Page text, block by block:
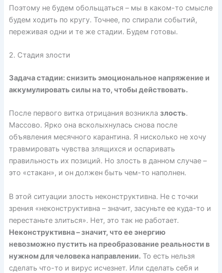
Поэтому не будем обольщаться – мы в каком-то смысле
будем ходить по кругу. Точнее, по спирали событий,
переживая одни и те же стадии. Будем готовы.
2. Стадия злости
Задача стадии: снизить эмоциональное напряжение и
аккумулировать силы на то, чтобы действовать.
После первого витка отрицания возникла злость.
Массово. Ярко она всколыхнулась снова после
объявления месячного карантина. Я нисколько не хочу
травмировать чувства злящихся и оспаривать
правильность их позиций. Но злость в данном случае –
это «стакан», и он должен быть чем-то наполнен.
В этой ситуации злость неконструктивна. Не с точки
зрения «неконструктивна – значит, засуньте ее куда-то и
перестаньте злиться». Нет, это так не работает.
Неконструктивна – значит, что ее энергию
невозможно пустить на преобразование реальности в
нужном для человека направлении.То есть нельзя
сделать что-то и вирус исчезнет. Или сделать себя и